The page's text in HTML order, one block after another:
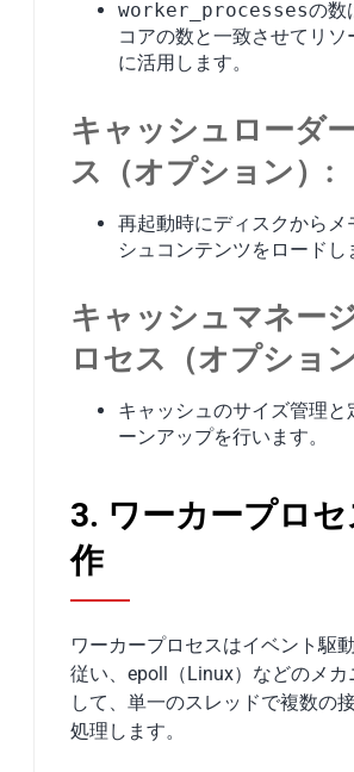
worker_processesの数
コアの数と一致させてリソ
に活用します。
キャッシュローダ
ス（オプション）:
再起動時にディスクからメ
シュコンテンツをロードし
キャッシュマネー
ロセス（オプショ
キャッシュのサイズ管理と
ーンアップを行います。
3. ワーカープロ
作
ワーカープロセスはイベント駆
従い、epoll（Linux）などのメカ
して、単一のスレッドで複数の
処理します。